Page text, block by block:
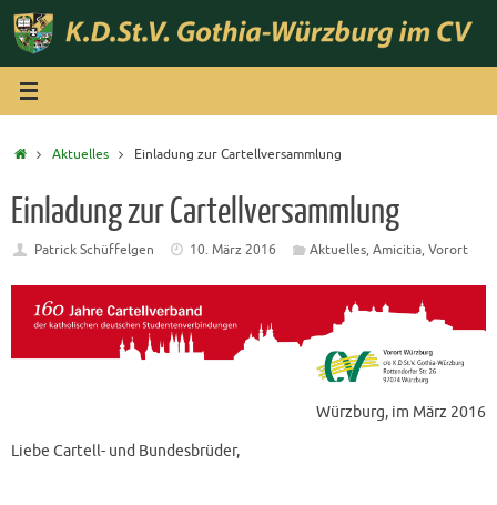
Zum
Inhalt
springen
StartAktuelles Einladung zur Cartellversammlung
Einladung zur Cartellversammlung
Patrick Schüffelgen 10. März 2016 Aktuelles, Amicitia, Vorort
Würzburg, im März 2016
Liebe Cartell- und Bundesbrüder,